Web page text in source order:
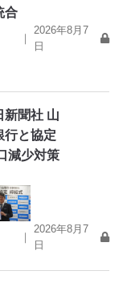
合
｜
2026年8月7
日
新聞社 山
行と協定
減少対策
｜
2026年8月7
日